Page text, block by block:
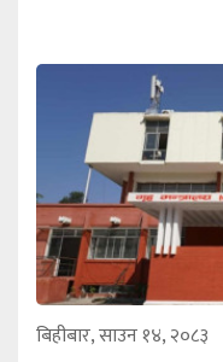
बिहीबार, साउन १४, २०८३